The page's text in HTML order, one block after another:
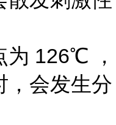
为 126℃ ，
，会发生分